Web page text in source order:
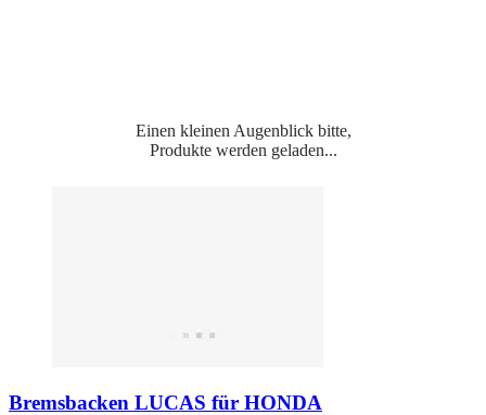
Einen kleinen Augenblick bitte,
Produkte werden geladen...
Bremsbacken LUCAS für HONDA